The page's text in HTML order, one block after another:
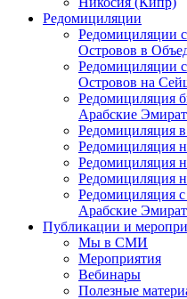
Редомициляции
Редомициляции
Островов в
Редомициляции
Островов на
Редомициляция
Арабские
Редомициляция
Редомициляция
Редомициляция
Редомициляция
Редомициляция
Арабские
Публикации и
Мы в СМИ
Мероприятия
Вебинары
Полезные